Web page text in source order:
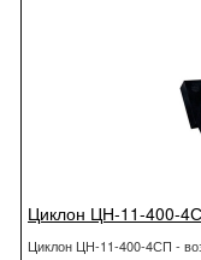
Циклон ЦН-11-400-
Циклон ЦН-11-400-4СП -